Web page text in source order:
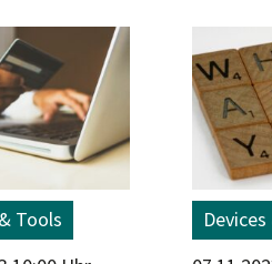
Tools